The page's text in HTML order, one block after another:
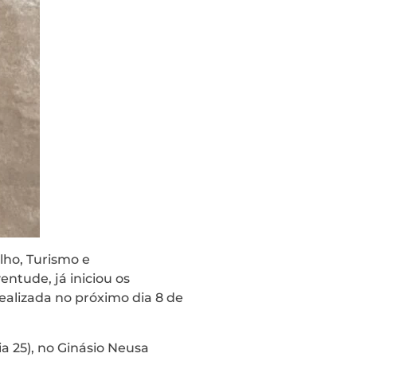
Turismo e
já iniciou os
no próximo dia 8 de
no Ginásio Neusa